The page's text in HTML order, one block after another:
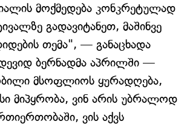
მოქმედება კონკრეტულად
გადავიტანეთ, მაშინვე
თემა", — განაცხადა
ბერნადმა აპრილში —
მსოფლიოს ყურადღება,
მიპყრობა, ვინ არის უბრალოდ
ვის აქვს